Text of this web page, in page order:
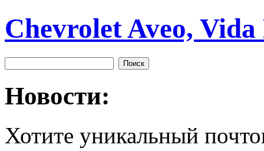
Chevrolet Aveo,
Новости:
Хотите уникальный